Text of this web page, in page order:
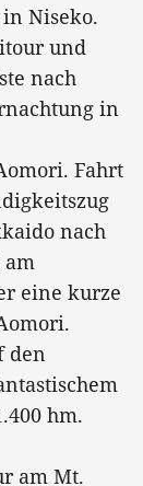
Niseko.
und
nach
in
Fahrt
nach
am
eine kurze
den
hm.
am Mt.